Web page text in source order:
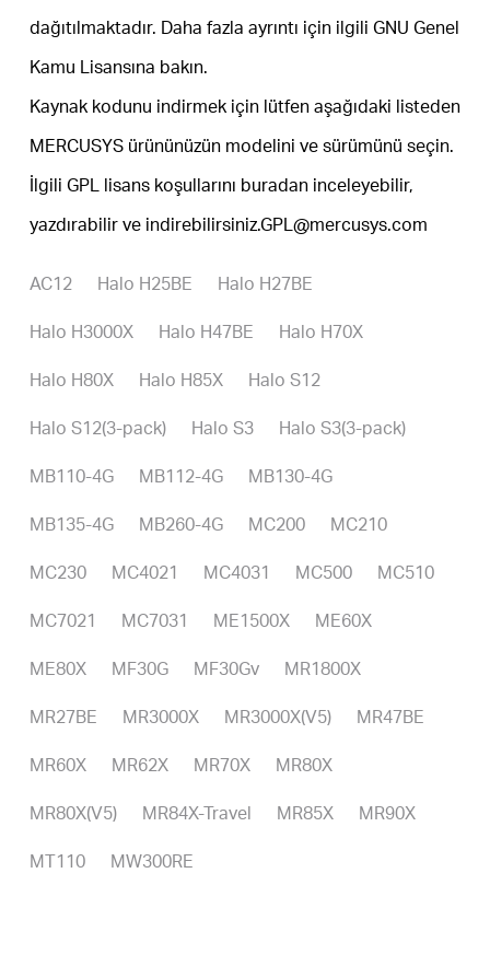
dağıtılmaktadır. Daha fazla ayrıntı için ilgili GNU Genel
Kamu Lisansına bakın.
Kaynak kodunu indirmek için lütfen aşağıdaki listeden
MERCUSYS ürününüzün modelini ve sürümünü seçin.
İlgili GPL lisans koşullarını buradaninceleyebilir,
yazdırabilir ve indirebilirsiniz.GPL@mercusys.com
AC12 Halo H25BE Halo H27BE
Halo H3000X Halo H47BE Halo H70X
Halo H80X Halo H85X Halo S12
Halo S12(3-pack) Halo S3 Halo S3(3-pack)
MB110-4G MB112-4G MB130-4G
MB135-4G MB260-4G MC200 MC210
MC230 MC4021 MC4031 MC500 MC510
MC7021 MC7031 ME1500X ME60X
ME80X MF30G MF30Gv MR1800X
MR27BE MR3000X MR3000X(V5) MR47BE
MR60X MR62X MR70X MR80X
MR80X(V5) MR84X-Travel MR85X MR90X
MT110 MW300RE